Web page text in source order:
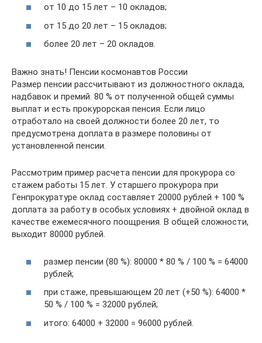
от 10 до 15 лет – 10 окладов;
от 15 до 20 лет – 15 окладов;
более 20 лет – 20 окладов.
Важно знать! Пенсии космонавтов России
Размер пенсии рассчитывают из должностного оклада,
надбавок и премий. 80 % от полученной общей суммы
выплат и есть прокурорская пенсия. Если лицо
отработало на своей должности более 20 лет, то
предусмотрена доплата в размере половины от
установленной пенсии.
Рассмотрим пример расчета пенсии для прокурора со
стажем работы 15 лет. У старшего прокурора при
Генпрокуратуре оклад составляет 20000 рублей + 100 %
доплата за работу в особых условиях + двойной оклад в
качестве ежемесячного поощрения. В общей сложности,
выходит 80000 рублей.
размер пенсии (80 %): 80000 * 80 % / 100 % = 64000
рублей;
при стаже, превышающем 20 лет (+50 %): 64000 *
50 % / 100 % = 32000 рублей;
итого: 64000 + 32000 = 96000 рублей.